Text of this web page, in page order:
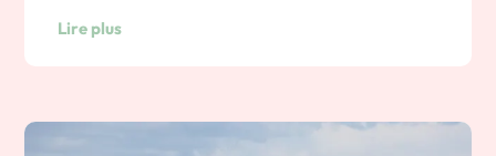
de voyage par le biais de votre chauffeur.
Lire plus